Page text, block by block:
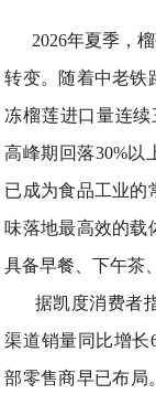
2026年夏季，榴
转变。随着中老铁
冻榴莲进口量连
高峰期回落30%以
已成为食品工业的
味落地最高效的载
具备早餐、下午茶
据凯度消费者
渠道销量同比增长
部零售商早已布局